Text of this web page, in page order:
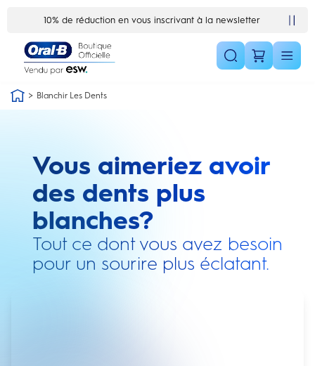
10% de réduction en vous inscrivant à la newsletter
Blanchir Les Dents
Vous aimeriez avoir
des dents plus
blanches?
Tout ce dont vous avez besoin
pour un sourire plus éclatant.